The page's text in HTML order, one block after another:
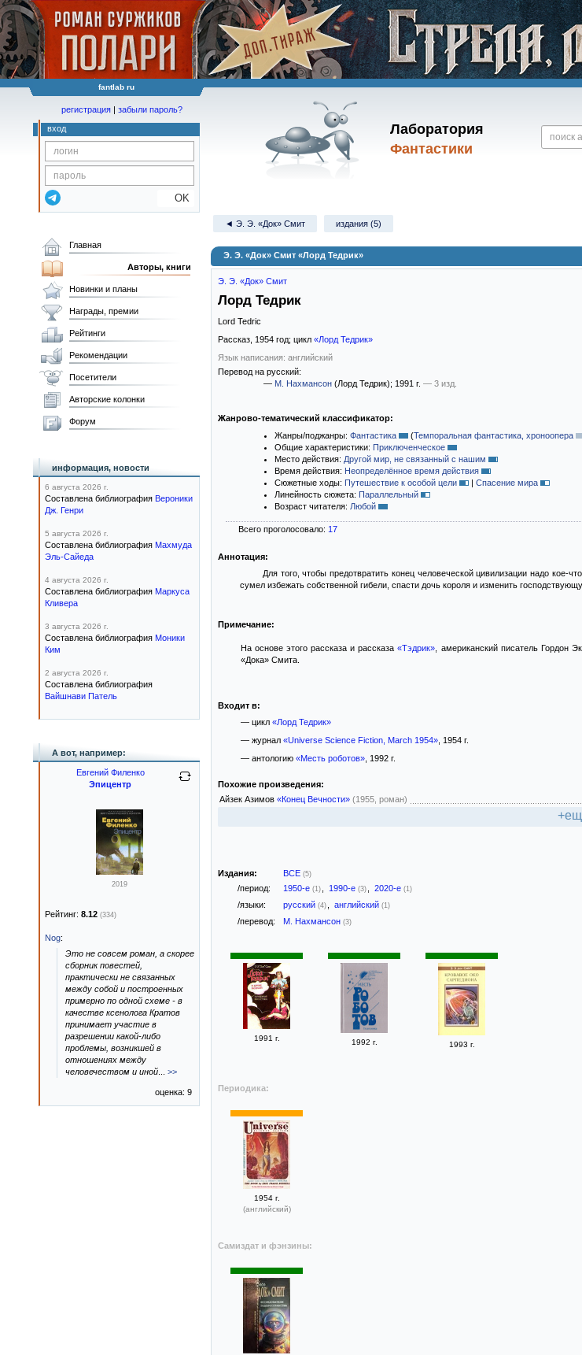
fantlab ru
Лаборатория
Фантастики
регистрация | забыли пароль?
вход
OK
◄ Э. Э. «Док» Смит издания (5)
Э. Э. «Док» Смит «Лорд Тедрик»
Э. Э. «Док» Смит
Лорд Тедрик
Lord Tedric
Рассказ, 1954 год; цикл «Лорд Тедрик»
Язык написания: английский
Перевод на русский:
— М. Нахмансон (Лорд Тедрик); 1991 г. — 3 изд.
Жанрово-тематический классификатор:
Жанры/поджанры: Фантастика (Темпоральная фантастика, хроноопера
Общие характеристики: Приключенческое
Место действия: Другой мир, не связанный с нашим
Время действия: Неопределённое время действия
Сюжетные ходы: Путешествие к особой цели | Спасение мира
Линейность сюжета: Параллельный
Возраст читателя: Любой
Всего проголосовало: 17
Аннотация:
Для того, чтобы предотвратить конец человеческой цивилизации надо
сумел избежать собственной гибели, спасти дочь короля и изменить
Примечание:
На основе этого рассказа и рассказа«Тэдрик» , американский писатель Гордон
«Дока» Смита.
Входит в:
— цикл «Лорд Тедрик»
— журнал «Universe Science Fiction, March 1954», 1954 г.
— антологию «Месть роботов», 1992 г.
Похожие произведения:
Айзек Азимов «Конец Вечности» (1955, роман)
Издания: ВСЕ (5)
/период: 1950-е (1) 1990-е (3) 2020-е (1)
/языки: русский (4) английский (1)
/перевод: М. Нахмансон (3)
1991 г. 1992 г. 1993 г.
Периодика:
1954 г.
(английский)
Самиздат и фэнзины:
Главная
Авторы, книги
Новинки и планы
Награды, премии
Рейтинги
Рекомендации
Посетители
Авторские колонки
Форум
информация, новости
6 августа 2026 г.
Составлена библиография Вероники
Дж. Генри
5 августа 2026 г.
Составлена библиография Махмуда
Эль-Сайеда
4 августа 2026 г.
Составлена библиография Маркуса
Кливера
3 августа 2026 г.
Составлена библиография Моники
Ким
2 августа 2026 г.
Составлена библиография
Вайшнави Патель
А вот, например:
Евгений Филенко
Эпицентр
2019
Рейтинг: 8.12 (334)
Nog:
Это не совсем роман, а скорее
сборник повестей,
практически не связанных
между собой и построенных
примерно по одной схеме - в
качестве ксенолога Кратов
принимает участие в
разрешении какой-либо
проблемы, возникшей в
отношениях между
человечеством и иной
>>
оценка: 9